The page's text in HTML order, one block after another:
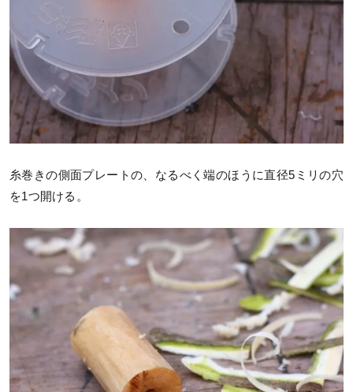
糸巻きの側面プレートの、なるべく端のほうに直径5ミリの穴
を1つ開ける。